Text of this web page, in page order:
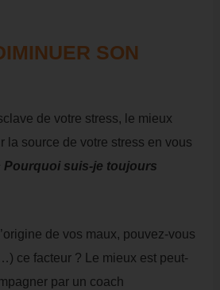
SON
de votre stress, le mieux
la source de votre stress en vous
Pourquoi suis-je toujours
de vos maux, pouvez-vous
ce facteur ? Le mieux est peut-
par un coach